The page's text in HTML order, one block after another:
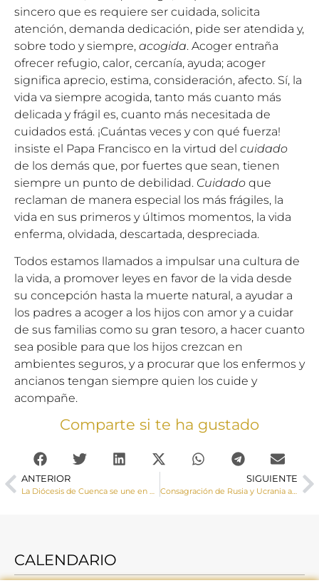
sincero que es requiere ser cuidada, solicita
atención, demanda dedicación, pide ser atendida y,
sobre todo y siempre, acogida. Acoger entraña
ofrecer refugio, calor, cercanía, ayuda; acoger
significa aprecio, estima, consideración, afecto. Sí, la
vida va siempre acogida, tanto más cuanto más
delicada y frágil es, cuanto más necesitada de
cuidados está. ¡Cuántas veces y con qué fuerza!
insiste el Papa Francisco en la virtud del cuidado
de los demás que, por fuertes que sean, tienen
siempre un punto de debilidad. Cuidado que
reclaman de manera especial los más frágiles, la
vida en sus primeros y últimos momentos, la vida
enferma, olvidada, descartada, despreciada.
Todos estamos llamados a impulsar una cultura de
la vida, a promover leyes en favor de la vida desde
su concepción hasta la muerte natural, a ayudar a
los padres a acoger a los hijos con amor y a cuidar
de sus familias como su gran tesoro, a hacer cuanto
sea posible para que los hijos crezcan en
ambientes seguros, y a procurar que los enfermos y
ancianos tengan siempre quien los cuide y
acompañe.
Comparte si te ha gustado
ANTERIOR
La Diócesis de Cuenca se une en oración al Papa en el Acto que consagrará a la Santísima Virgen los países de Rusia y Ucrania pidiendo la paz
SIGUIENTE
Consagración de Rusia y Ucrania al Inmaculado Corazón de María
CALENDARIO